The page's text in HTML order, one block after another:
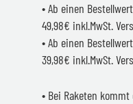
• Ab einen
49,98€ inkl.MwSt.
• Ab einen
39,98€ inkl.MwSt.
• Bei Raketen kommt